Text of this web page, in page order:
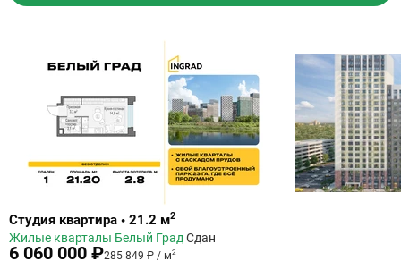
Ссылка
квартиру
Студия квартира • 21.2 м2
Жилые кварталы Белый Град Сдан
6 060 000 ₽285 849 ₽ / м2